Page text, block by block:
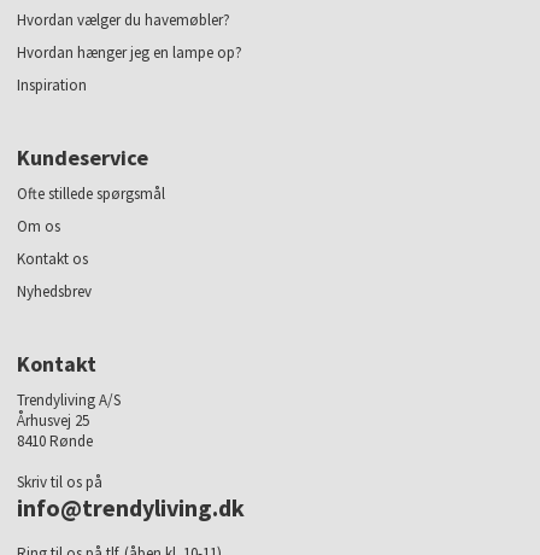
Hvordan vælger du havemøbler?
Hvordan hænger jeg en lampe op?
Inspiration
Kundeservice
Ofte stillede spørgsmål
Om os
Kontakt os
Nyhedsbrev
Kontakt
Trendyliving A/S
Århusvej 25
8410 Rønde
Skriv til os på
info@trendyliving.dk